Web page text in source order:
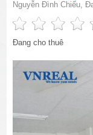
Nguyễn Đình Chiểu,
Đang cho thuê